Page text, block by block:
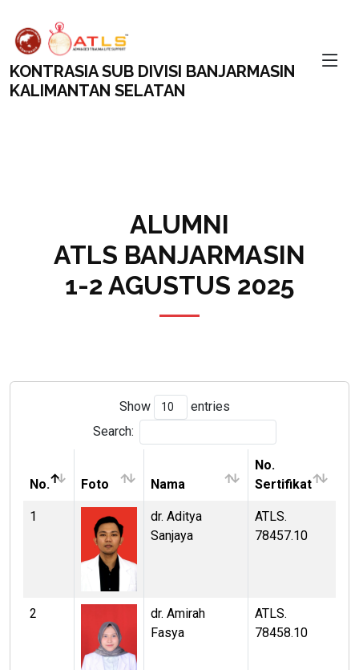
KONTRASIA SUB DIVISI BANJARMASIN
KALIMANTAN SELATAN
ALUMNI
ATLS BANJARMASIN
1-2 AGUSTUS 2025
Show
entries
Search:
No. Foto Nama
No.
Sertifikat
1
dr. Aditya
Sanjaya
ATLS.
78457.10
2
dr. Amirah
Fasya
ATLS.
78458.10